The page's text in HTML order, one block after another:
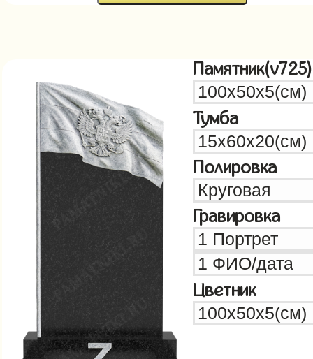
Памятник(v725)
Тумба
Полировка
Гравировка
Цветник